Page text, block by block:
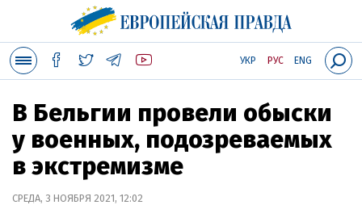
УКР РУС ENG
В Бельгии провели обыски
у военных, подозреваемых
в экстремизме
СРЕДА, 3 НОЯБРЯ 2021, 12:02